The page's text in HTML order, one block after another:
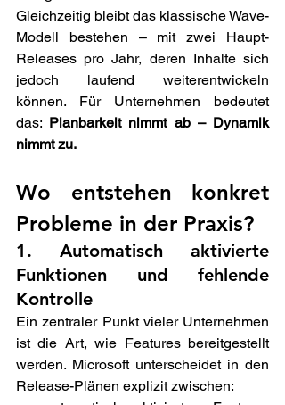
Gleichzeitig bleibt das klassische Wave-
Modell bestehen – mit zwei Haupt-
Releases pro Jahr, deren Inhalte sich
jedoch laufend weiterentwickeln
können. Für Unternehmen bedeutet
das: Planbarkeit nimmt ab – Dynamik
nimmt zu.
Wo entstehen konkret
Probleme in der Praxis?
1. Automatisch aktivierte
Funktionen und fehlende
Kontrolle
Ein zentraler Punkt vieler Unternehmen
ist die Art, wie Features bereitgestellt
werden. Microsoft unterscheidet in den
Release-Plänen explizit zwischen: